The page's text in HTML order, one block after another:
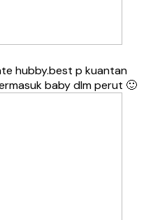
hubby.best p kuantan
baby dlm perut 🙂